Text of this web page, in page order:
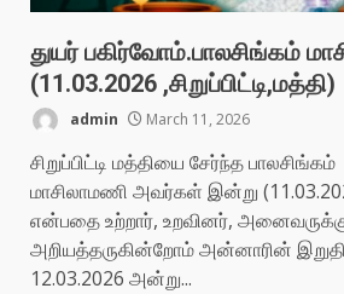
துயர் பகிர்வோம்.பாலசிங்கம்
(11.03.2026 ,சிறுப்பிட்டி,மத்தி)
admin March 11, 2026
சிறுப்பிட்டி மத்தியை சேர்ந்த பாலசிங்கம்
மாசிலாமணி அவர்கள் இன்று
என்பதை உற்றார், உறவினர்,
அறியத்தருகின்றோம் அன்னாரின்
12.03.2026 அன்று...